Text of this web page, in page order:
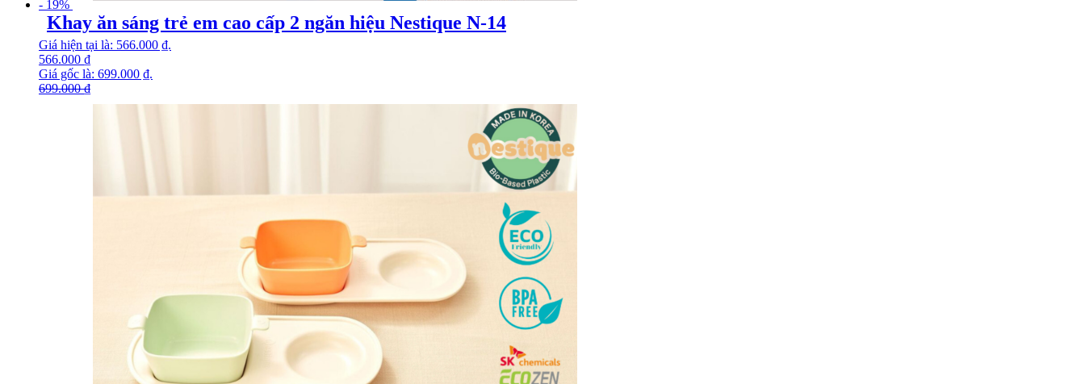
- 19%
Khay ăn sáng trẻ em cao cấp 2 ngăn hiệu Nestique N-14
699.000₫
Giá gốc là: 699.000 ₫.
566.000 ₫
Giá hiện tại là: 566.000 ₫.